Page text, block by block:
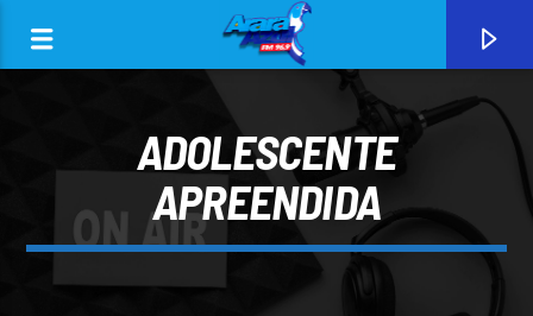
ADOLESCENTE
APREENDIDA